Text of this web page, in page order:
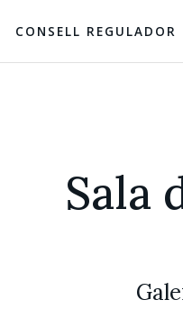
CONSELL REGULADOR
Sala